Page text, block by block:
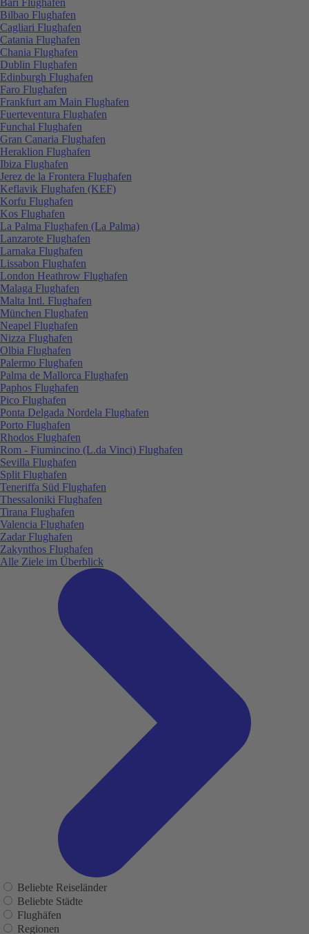
Bilbao Flughafen
Cagliari Flughafen
Catania Flughafen
Chania Flughafen
Dublin Flughafen
Edinburgh Flughafen
Faro Flughafen
Frankfurt am Main Flughafen
Fuerteventura Flughafen
Funchal Flughafen
Gran Canaria Flughafen
Heraklion Flughafen
Ibiza Flughafen
Jerez de la Frontera Flughafen
Keflavik Flughafen (KEF)
Korfu Flughafen
Kos Flughafen
La Palma Flughafen (La Palma)
Lanzarote Flughafen
Larnaka Flughafen
Lissabon Flughafen
London Heathrow Flughafen
Malaga Flughafen
Malta Intl. Flughafen
München Flughafen
Neapel Flughafen
Nizza Flughafen
Olbia Flughafen
Palermo Flughafen
Palma de Mallorca Flughafen
Paphos Flughafen
Pico Flughafen
Ponta Delgada Nordela Flughafen
Porto Flughafen
Rhodos Flughafen
Rom - Fiumincino (L.da Vinci) Flughafen
Sevilla Flughafen
Split Flughafen
Teneriffa Süd Flughafen
Thessaloniki Flughafen
Tirana Flughafen
Valencia Flughafen
Zadar Flughafen
Zakynthos Flughafen
Alle Ziele im Überblick
Beliebte Reiseländer
Beliebte Städte
Flughäfen
Regionen